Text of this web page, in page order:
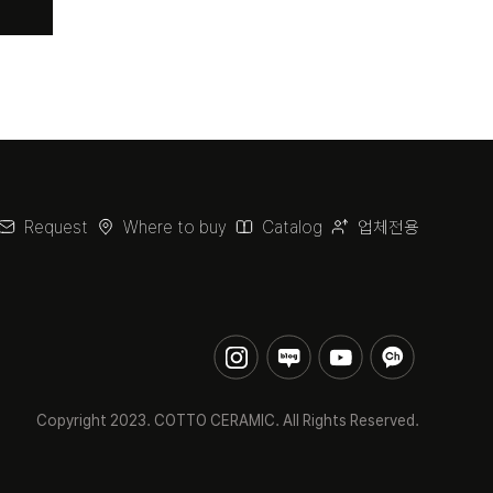
Request Where to buy Catalog 업체전용
Copyright 2023. COTTO CERAMIC. All Rights Reserved.